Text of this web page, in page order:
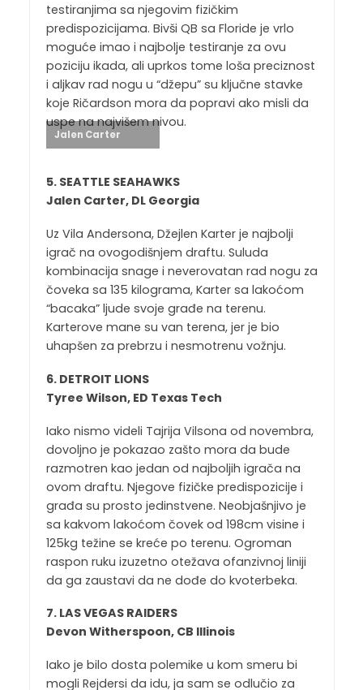
testiranjima sa njegovim fizičkim
predispozicijama. Bivši QB sa Floride je vrlo
moguće imao i najbolje testiranje za ovu
poziciju ikada, ali uprkos tome loša preciznost
i aljkav rad nogu u “džepu” su ključne stavke
koje Ričardson mora da popravi ako misli da
uspe na najvišem nivou.
Jalen Carter
5. SEATTLE SEAHAWKS
Jalen Carter, DL Georgia
Uz Vila Andersona, Džejlen Karter je najbolji
igrač na ovogodišnjem draftu. Suluda
kombinacija snage i neverovatan rad nogu za
čoveka sa 135 kilograma, Karter sa lakoćom
“bacaka” ljude svoje građe na terenu.
Karterove mane su van terena, jer je bio
uhapšen za prebrzu i nesmotrenu vožnju.
6. DETROIT LIONS
Tyree Wilson, ED Texas Tech
Iako nismo videli Tajrija Vilsona od novembra,
dovoljno je pokazao zašto mora da bude
razmotren kao jedan od najboljih igrača na
ovom draftu. Njegove fizičke predispozicije i
građa su prosto jedinstvene. Neobjašnjivo je
sa kakvom lakoćom čovek od 198cm visine i
125kg težine se kreće po terenu. Ogroman
raspon ruku izuzetno otežava ofanzivnoj liniji
da ga zaustavi da ne dođe do kvoterbeka.
7. LAS VEGAS RAIDERS
Devon Witherspoon, CB Illinois
Iako je bilo dosta polemike u kom smeru bi
mogli Rejdersi da idu, ja sam se odlučio za